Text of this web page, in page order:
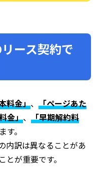
ース契約で
料金」、 「ページあた
金」、 「早期解約料
。
内訳は異なることがあ
が重要です。